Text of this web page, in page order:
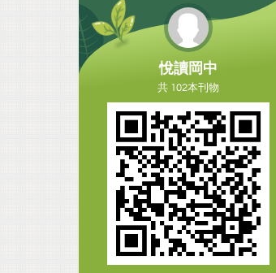
悅讀岡中
共 102本刊物